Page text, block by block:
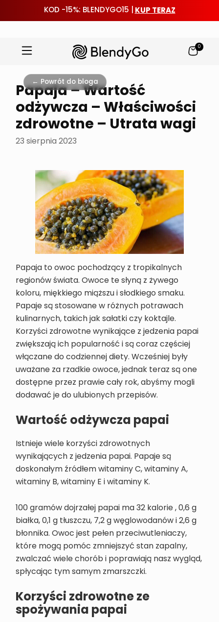
KOD -15%: BLENDYGO15 |KUP TERAZ
treści
0
← Powrót do bloga
Papaja – Wartość
odżywcza – Właściwości
zdrowotne – Utrata wagi
23 sierpnia 2023
Papaja to owoc pochodzący z tropikalnych
regionów świata. Owoce te słyną z żywego
koloru, miękkiego miąższu i słodkiego smaku.
Papaje są stosowane w różnych potrawach
kulinarnych, takich jak sałatki czy koktajle.
Korzyści zdrowotne wynikające z jedzenia papai
zwiększają ich popularność i są coraz częściej
włączane do codziennej diety. Wcześniej były
uważane za rzadkie owoce, jednak teraz są one
dostępne przez prawie cały rok, abyśmy mogli
dodawać je do ulubionych przepisów.
Wartość odżywcza papai
Istnieje wiele korzyści zdrowotnych
wynikających z jedzenia papai. Papaje są
doskonałym źródłem witaminy C, witaminy A,
witaminy B, witaminy E i witaminy K.
100 gramów dojrzałej papai ma 32 kalorie , 0,6 g
białka, 0,1 g tłuszczu, 7,2 g węglowodanów i 2,6 g
błonnika. Owoc jest pełen przeciwutleniaczy,
które mogą pomóc zmniejszyć stan zapalny,
zwalczać wiele chorób i poprawiają nasz wygląd,
spłycając tym samym zmarszczki.
Korzyści zdrowotne ze
spożywania papai